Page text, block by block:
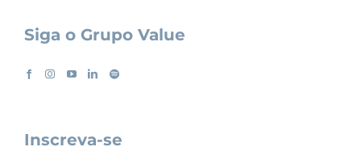
Siga o Grupo Value
Inscreva-se